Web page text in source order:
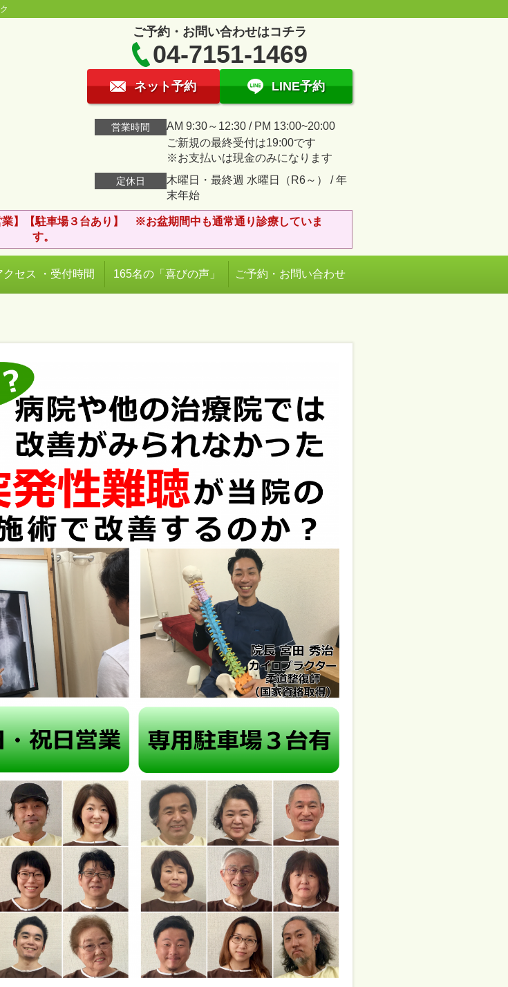
ご予約・お問い合わせはコチラ
04-7151-1469
ネット予約 LINE予約
営業時間
AM 9:30～12:30 / PM 13:00~20:00
ご新規の最終受付は19:00です
※お支払いは現金のみになります
定休日
木曜日・最終週 水曜日（R6～） / 年
末年始
業】【駐車場３台あり】 ※お盆期間中も通常通り診療していま
す。
クセス ・受付時間 165名の「喜びの声」 ご予約・お問い合わせ